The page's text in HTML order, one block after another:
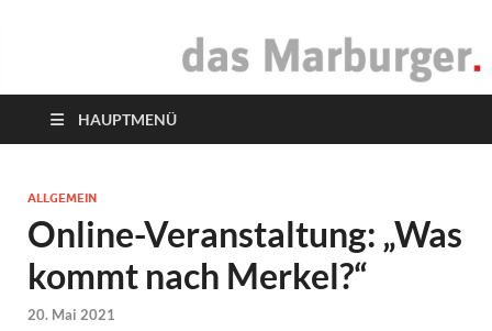
das Marburger.
HAUPTMENÜ
ALLGEMEIN
Online-Veranstaltung: „Was
kommt nach Merkel?“
20. Mai 2021